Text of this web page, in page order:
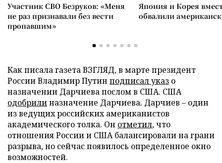
Участник СВО Безруков: «Меня
не раз признавали без вести
пропавшим»
Япония и Корея
обвалили
Как писала газета ВЗГЛЯД, в марте президент
России Владимир Путин подписал указ о
назначении Дарчиева послом в США. США
одобрилиназначение Дарчиева. Дарчиев – один
из ведущих российских американистов
академического толка. Он отметил, что
отношения России и США балансировали на грани
разрыва, но сейчас появилось определенное окно
возможностей.